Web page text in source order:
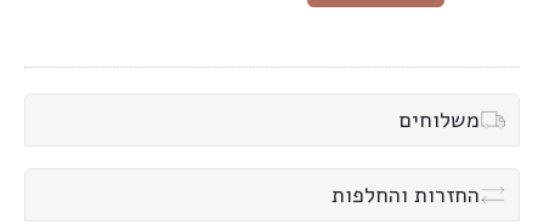
משלוחים
החזרות והחלפות